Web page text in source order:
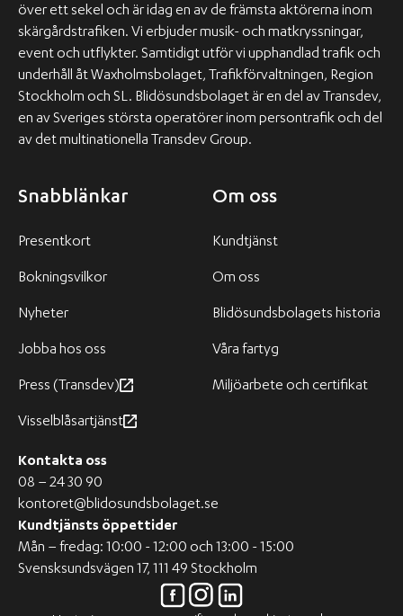
över ett sekel och är idag en av de främsta aktörerna inom
skärgårdstrafiken. Vi erbjuder musik- och matkryssningar,
event och utflykter. Samtidigt utför vi upphandlad trafik och
underhåll åt Waxholmsbolaget, Trafikförvaltningen, Region
Stockholm och SL. Blidösundsbolaget är en del av Transdev,
en av Sveriges största operatörer inom persontrafik och del
av det multinationella Transdev Group.
Snabblänkar
Presentkort
Bokningsvilkor
Nyheter
Jobba hos oss
Press (Transdev)
Visselblåsartjänst
Om oss
Kundtjänst
Om oss
Blidösundsbolagets historia
Våra fartyg
Miljöarbete och certifikat
Kontakta oss
08 – 24 30 90
kontoret@blidosundsbolaget.se
Kundtjänsts öppettider
Mån – fredag: 10:00 - 12:00 och 13:00 - 15:00
Svensksundsvägen 17, 111 49 Stockholm